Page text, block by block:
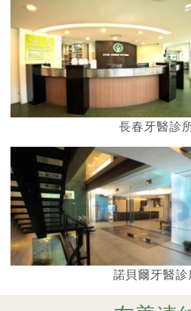
長春牙醫診
諾貝爾牙醫診